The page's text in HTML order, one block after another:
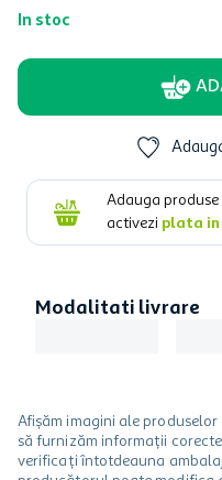
In stoc
Adauga produse
activezi plata in
Modalitati livrare
Afișăm imagini ale
să furnizăm informații
verificați întotdeauna